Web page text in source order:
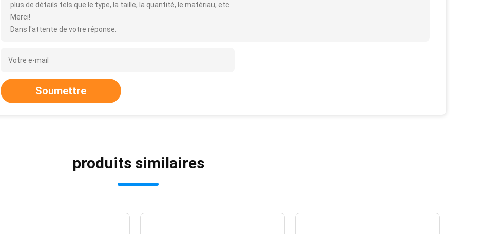
plus de détails tels que le type, la taille, la quantité, le matériau, etc.
Merci!
Dans l'attente de votre réponse.
Soumettre
produits similaires